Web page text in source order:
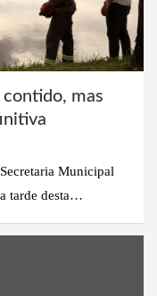
mas
Municipal
tarde desta…